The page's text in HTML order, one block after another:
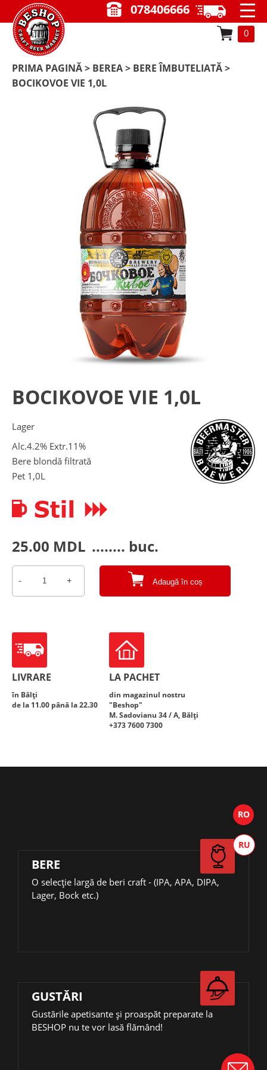
078406666
0
PRIMA PAGINĂ> BEREA> BERE ÎMBUTELIATĂ>
BOCIKOVOE VIE 1,0L
BOCIKOVOE VIE 1,0L
Lager
Alc.4.2% Extr.11%
Bere blondă filtrată
Pet 1,0L
25.00 MDL ........ buc.
Cantitate
1,0L
- + Adaugă în coș
LIVRARE
în Bălți
de la 11.00 până la 22.30
LA PACHET
din magazinul nostru
"Beshop"
M. Sadovianu 34 / A, Bălți
+373 7600 7300
BERE
О selecție largă de beri craft - (IPA, APA, DIPA,
Lager, Bock etc.)
GUSTĂRI
Gustările apetisante și proaspăt preparate la
BESHOP nu te vor lasă flămând!